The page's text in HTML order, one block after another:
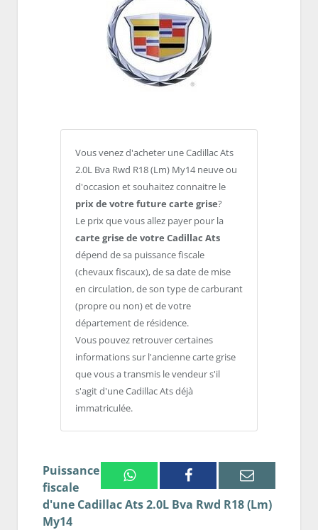
Vous venez d'acheter une Cadillac Ats
2.0L Bva Rwd R18 (Lm) My14 neuve ou
d'occasion et souhaitez connaitre le
prix de votre future carte grise?
Le prix que vous allez payer pour la
carte grise de votre Cadillac Ats
dépend de sa puissance fiscale
(chevaux fiscaux), de sa date de mise
en circulation, de son type de carburant
(propre ou non) et de votre
département de résidence.
Vous pouvez retrouver certaines
informations sur l'ancienne carte grise
que vous a transmis le vendeur s'il
s'agit d'une Cadillac Ats déjà
immatriculée.
WhatsappFacebook Email
Puissance
fiscale
d'une Cadillac Ats 2.0L Bva Rwd R18 (Lm)
My14